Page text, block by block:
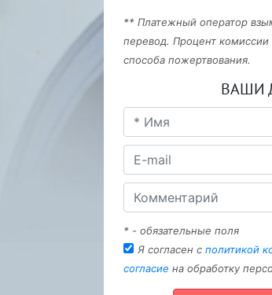
** Платежный оператор
перевод. Процент
способа пожертвования.
ВАШИ
* - обязательные поля
Я согласен с политикой
согласие на обработку